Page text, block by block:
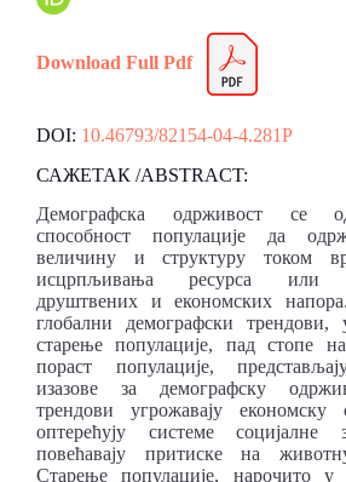
Download Full Pdf
DOI: 10.46793/82154-04-4.281P
САЖЕТАК /ABSTRACT:
Демографска одрживост се
способност популације да
величину и структуру током
исцрпљивања ресурса или
друштвених и економских
глобални демографски трендови,
старење популације, пад стопе
пораст популације,
изазове за демографску
трендови угрожавају економску
оптерећују системе социјалне
повећавају притиске на
Старење популације, нарочито у